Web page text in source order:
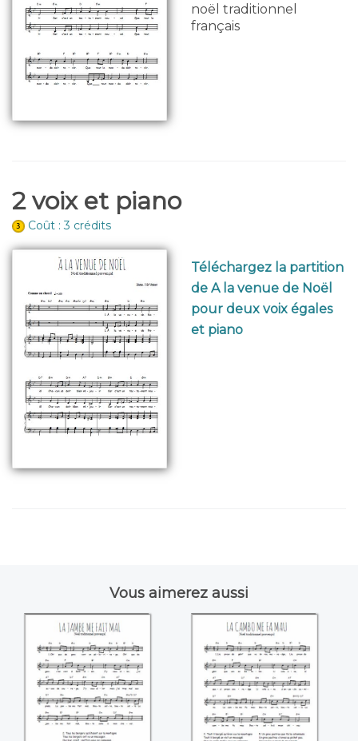
noël traditionnel
français
2 voix et piano
Coût : 3 crédits
Téléchargez la partition
de A la venue de Noël
pour deux voix égales
et piano
Vous aimerez aussi
La jambe me fait
mal
La cambo me fa
mau